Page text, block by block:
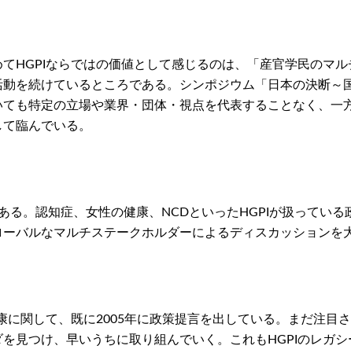
HGPIならではの価値として感じるのは、「産官学民のマ
を続けているところである。シンポジウム「日本の決断
も特定の立場や業界・団体・視点を代表することなく、
臨んでいる。
る。認知症、女性の健康、NCDといったHGPIが扱ってい
バルなマルチステークホルダーによるディスカッションを
に関して、既に2005年に政策提言を出している。まだ注目
見つけ、早いうちに取り組んでいく。これもHGPIのレガ